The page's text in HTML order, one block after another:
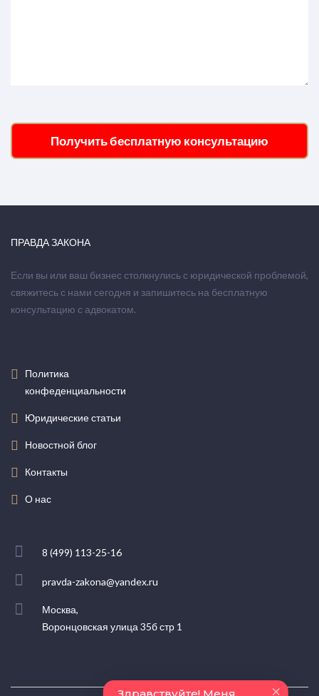
Получить бесплатную консультацию
ПРАВДА ЗАКОНА
Если вы или ваш бизнес столкнулись с юридической проблемой,
свяжитесь с нами сегодня и запишитесь на бесплатную
консультацию с адвокатом.
Политика
конфеденциальности
Юридические статьи
Новостной блог
Контакты
О нас
8 (499) 113-25-16
pravda-zakona@yandex.ru
Москва,
Воронцовская улица 35б стр 1